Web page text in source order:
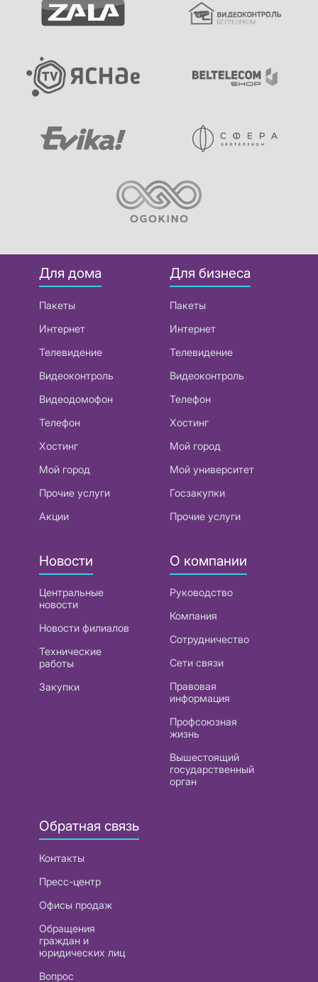
Для дома
Пакеты
Интернет
Телевидение
Видеоконтроль
Видеодомофон
Телефон
Хостинг
Мой город
Прочие услуги
Акции
Для бизнеса
Пакеты
Интернет
Телевидение
Видеоконтроль
Телефон
Хостинг
Мой город
Мой университет
Госзакупки
Прочие услуги
Новости
Центральные
новости
Новости филиалов
Технические
работы
Закупки
О компании
Руководство
Компания
Сотрудничество
Сети связи
Правовая
информация
Профсоюзная
жизнь
Вышестоящий
государственный
орган
Обратная связь
Контакты
Пресс-центр
Офисы продаж
Обращения
граждан и
юридических лиц
Вопрос